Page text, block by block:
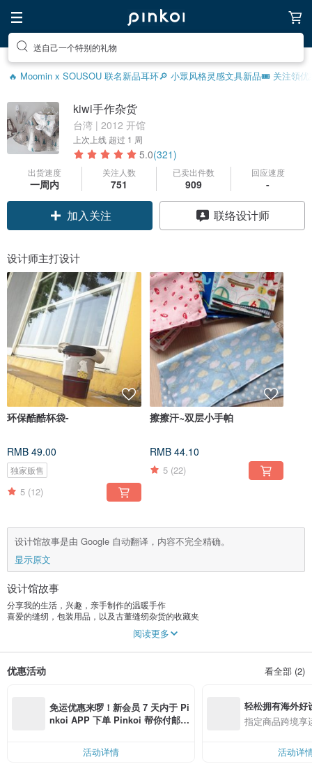
送自己一个特别的礼物
🔥 Moomin x SOUSOU 联名新品耳环🔎 小眾风格灵感文具新品🎟️ 关注領优
kiwi手作杂货
台湾 | 2012 开馆
上次上线 超过 1 周
5.0(321)
出货速度
一周内
关注人数
751
已卖出件数
909
回应速度
-
加入关注 联络设计师
设计师主打设计
环保酷酷杯袋-
RMB 49.00
独家贩售
5 (12)
擦擦汗~双层小手帕
RMB 44.10
5 (22)
设计馆故事是由 Google 自动翻译，内容不完全精确。
显示原文
设计馆故事
分享我的生活，兴趣，亲手制作的温暖手作
喜爱的缝纫，包装用品，以及古董缝纫杂货的收藏夹
拥有了自己的手作教室，目前专心致力于手作教学期望
专职手作生活，每月固定手作课程教学，宝宝商品订制
阅读更多
优惠活动 看全部 (2)
免运优惠来啰！新会员 7 天内于 Pi
nkoi APP 下单 Pinkoi 帮你付邮
活动详情
轻松拥有海外好
指定商品跨境享
活动详